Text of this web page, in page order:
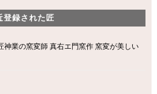
登録された匠
神業の窯変師 真右エ門窯作 窯変が美しい